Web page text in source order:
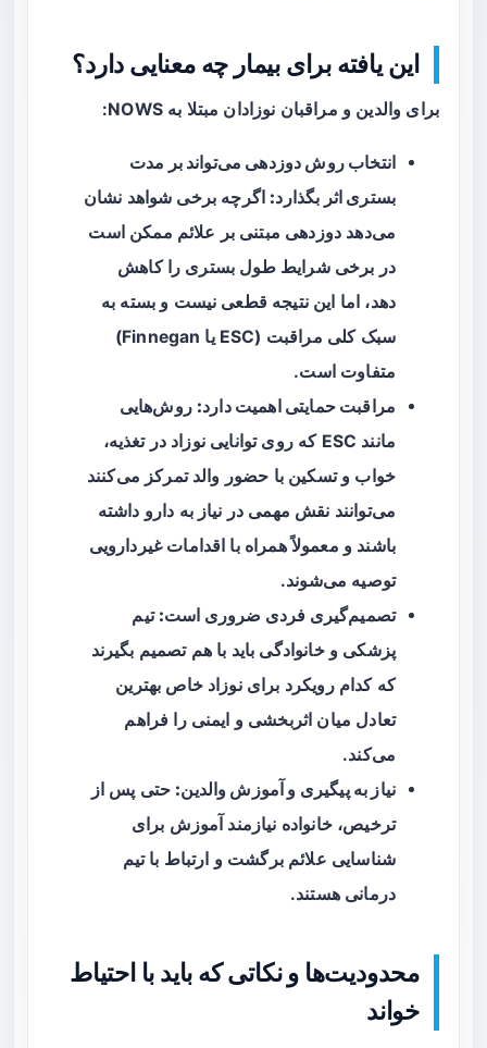
این یافته برای بیمار چه معنایی دارد؟
برای والدین و مراقبان نوزادان مبتلا به NOWS:
انتخاب روش دوزدهی می‌تواند بر مدت
بستری اثر بگذارد: اگرچه برخی شواهد نشان
می‌دهد دوزدهی مبتنی بر علائم ممکن است
در برخی شرایط طول بستری را کاهش
دهد، اما این نتیجه قطعی نیست و بسته به
سبک کلی مراقبت (ESC یا Finnegan)
متفاوت است.
مراقبت حمایتی اهمیت دارد: روش‌هایی
مانند ESC که روی توانایی نوزاد در تغذیه،
خواب و تسکین با حضور والد تمرکز می‌کنند
می‌توانند نقش مهمی در نیاز به دارو داشته
باشند و معمولاً همراه با اقدامات غیردارویی
توصیه می‌شوند.
تصمیم‌گیری فردی ضروری است: تیم
پزشکی و خانوادگی باید با هم تصمیم بگیرند
که کدام رویکرد برای نوزاد خاص بهترین
تعادل میان اثربخشی و ایمنی را فراهم
می‌کند.
نیاز به پیگیری و آموزش والدین: حتی پس از
ترخیص، خانواده نیازمند آموزش برای
شناسایی علائم برگشت و ارتباط با تیم
درمانی هستند.
محدودیت‌ها و نکاتی که باید با احتیاط
خواند